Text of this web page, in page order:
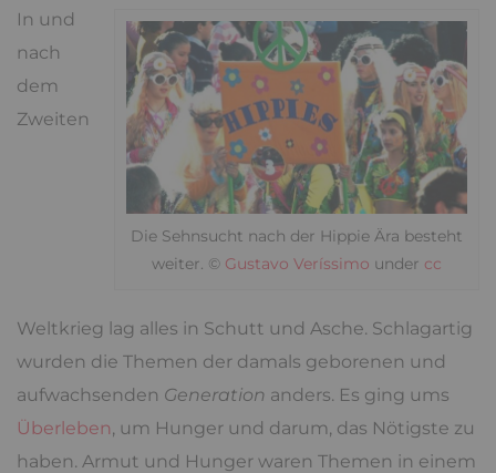
Die Sehnsucht nach der Hippie Ära besteht
weiter. © Gustavo Veríssimo under cc
In und
nach
dem
Zweiten
Weltkrieg lag alles in Schutt und Asche. Schlagartig
wurden die Themen der damals geborenen und
aufwachsenden Generation anders. Es ging ums
Überleben, um Hunger und darum, das Nötigste zu
haben. Armut und Hunger waren Themen in einem